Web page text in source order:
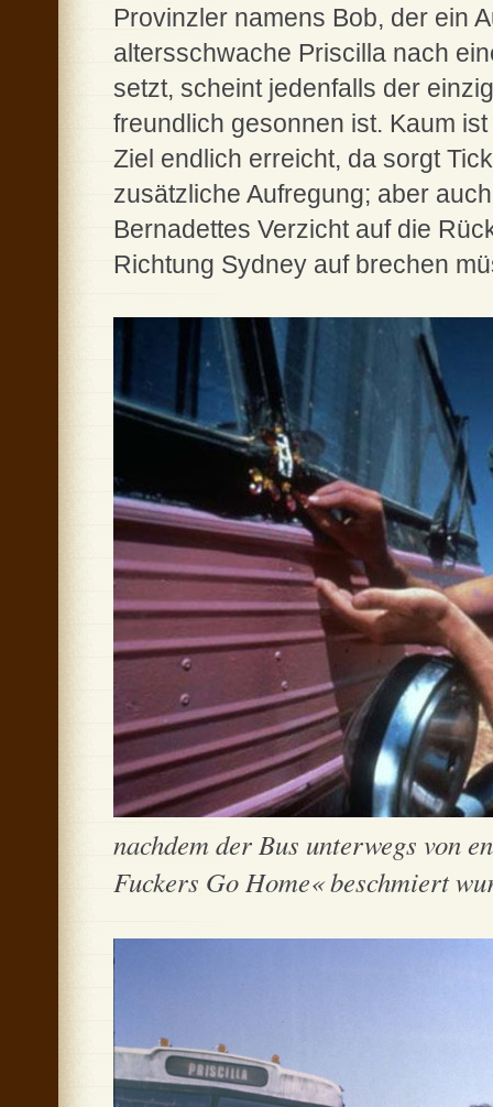
Provinzler namens Bob, der ein
altersschwache Priscilla nach
setzt, scheint jedenfalls der
freundlich gesonnen ist. Kaum
Ziel endlich erreicht, da sorgt
zusätzliche Aufregung; aber
Bernadettes Verzicht auf die
Richtung Sydney auf brechen
nachdem der Bus unterwegs von
Fuckers Go Home« beschmiert